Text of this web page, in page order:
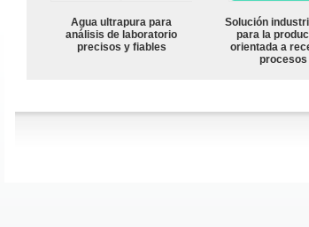
Agua ultrapura para
análisis de laboratorio
precisos y fiables
Solución
para la
orientada a
procesos